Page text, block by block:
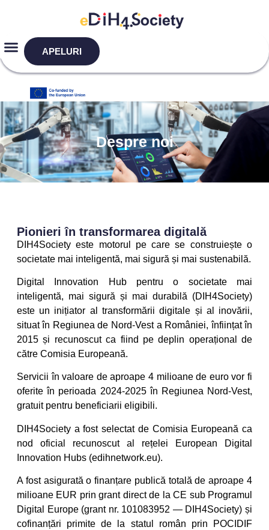
APELURI
Despre noi
Pionieri în transformarea digitală
DIH4Society este motorul pe care se construiește o
societate mai inteligentă, mai sigură și mai sustenabilă.
Digital Innovation Hub pentru o societate mai
inteligentă, mai sigură și mai durabilă (DIH4Society)
este un inițiator al transformării digitale și al inovării,
situat în Regiunea de Nord-Vest a României, înființat în
2015 și recunoscut ca fiind pe deplin operațional de
către Comisia Europeană.
Servicii în valoare de aproape 4 milioane de euro vor fi
oferite în perioada 2024-2025 în Regiunea Nord-Vest,
gratuit pentru beneficiarii eligibili.
DIH4Society a fost selectat de Comisia Europeană ca
nod oficial recunoscut al rețelei European Digital
Innovation Hubs (edihnetwork.eu).
A fost asigurată o finanțare publică totală de aproape 4
milioane EUR prin grant direct de la CE sub Programul
Digital Europe (grant nr. 101083952 — DIH4Society) și
cofinanțări primite de la statul român prin POCIDIF